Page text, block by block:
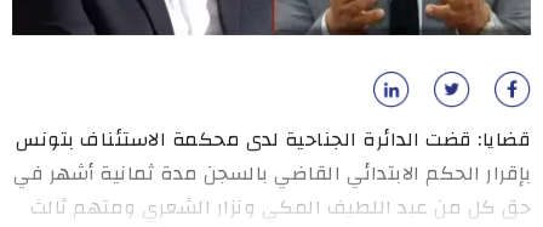
قضايا: قضت الدائرة الجناحية لدى محكمة الاستئناف بتونس
بإقرار الحكم الابتدائي القاضي بالسجن مدة ثمانية أشهر في
حق كل من عبد اللطيف المكي ونزار الشعري ومتهم ثالث